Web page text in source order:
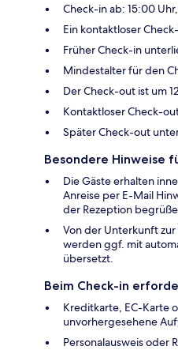
Check-in ab: 15:00
Ein kontaktloser
Früher Check-in
Mindestalter für den
Der Check-out ist um
Kontaktloser Check-
Später Check-out
Besondere Hinweise
Die Gäste erhalten
Anreise per E-Mail
der Rezeption
Von der Unterkunft
werden ggf. mit
übersetzt.
Beim Check-in
Kreditkarte, EC-Karte
unvorhergesehene
Personalausweis oder